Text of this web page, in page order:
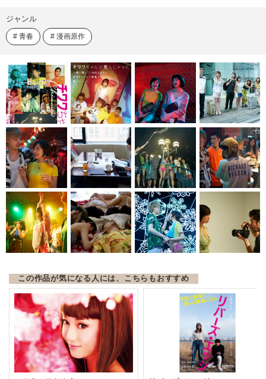
ジャンル
青春 漫画原作
この作品が気になる人には、こちらもおすすめ